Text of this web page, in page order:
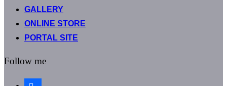
GALLERY
ONLINE STORE
PORTAL SITE
Follow me
facebook